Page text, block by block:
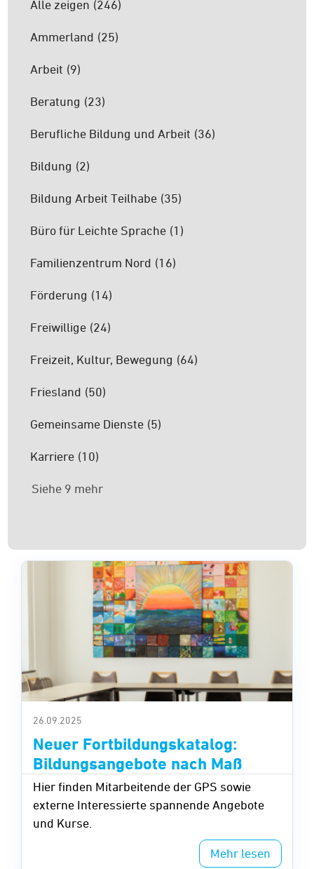
Alle zeigen (246)
Ammerland (25)
Arbeit (9)
Beratung (23)
Berufliche Bildung und Arbeit (36)
Bildung (2)
Bildung Arbeit Teilhabe (35)
Büro für Leichte Sprache (1)
Familienzentrum Nord (16)
Förderung (14)
Freiwillige (24)
Freizeit, Kultur, Bewegung (64)
Friesland (50)
Gemeinsame Dienste (5)
Karriere (10)
Siehe 9 mehr
26.09.2025
Neuer Fortbildungskatalog:
Bildungsangebote nach Maß
Hier finden Mitarbeitende der GPS sowie
externe Interessierte spannende Angebote
und Kurse.
Mehr lesen